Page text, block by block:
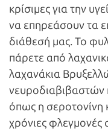
κρίσιμες για την
να επηρεάσουν τα
διάθεσή μας. Το
πάρετε από
λαχανάκια
νευροδιαβιβαστών
όπως η σεροτονίνη
χρόνιες